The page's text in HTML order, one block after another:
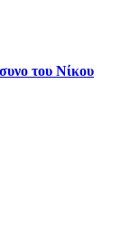
του Νίκου